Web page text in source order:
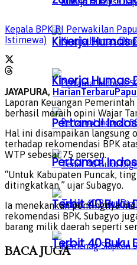
Kinerja
Pertama!
Terbit 40 Buku
Kinerja Humas
Pertama!
Terbit 40 Buku
Kepala BPK RI Perwakilan
Istimewa)
JAYAPURA,
Laporan Keuangan
berhasil meraih opini Wajar
Hal ini disampaikan langsung
terhadap rekomendasi BPK
WTP sebesar 75 persen.
“Untuk Kabupaten Puncak,
ditingkatkan,” ujar Subagyo.
Ia menekankan pentingnya
rekomendasi BPK. Subagyo
barang milik daerah seperti
BACAJUGA